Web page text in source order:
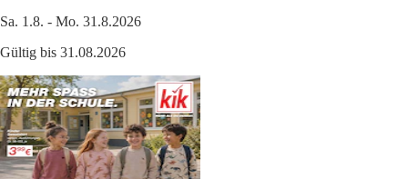
Sa. 1.8. - Mo. 31.8.2026
Gültig bis 31.08.2026